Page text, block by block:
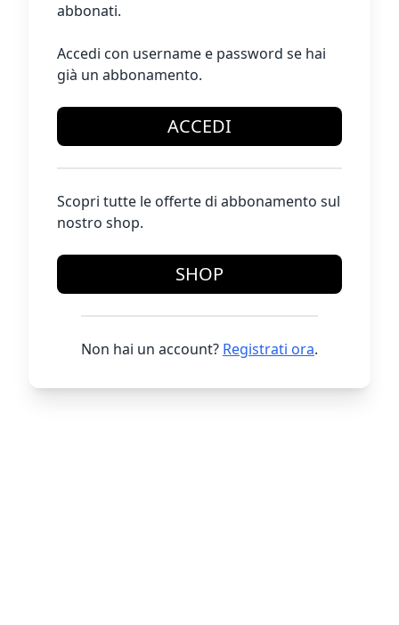
abbonati.
Accedi con username e password se hai
già un abbonamento.
ACCEDI
Scopri tutte le offerte di abbonamento sul
nostro shop.
SHOP
Non hai un account? Registrati ora.